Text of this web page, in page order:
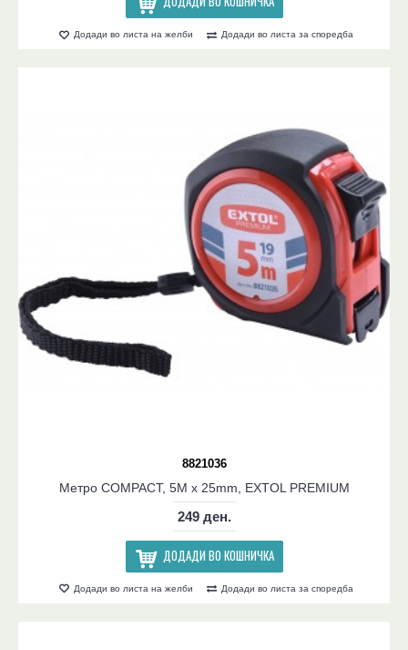
Додади во листа на желби Додади во листа за споредба
8821036
Метро COMPACT, 5M x 25mm, EXTOL PREMIUM
249 ден.
ДОДАДИ ВО КОШНИЧКА
Додади во листа на желби Додади во листа за споредба